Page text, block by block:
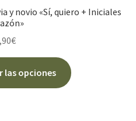
y novio «Sí, quiero + Iniciales
€
las opciones
Este
producto